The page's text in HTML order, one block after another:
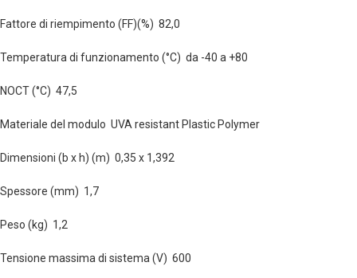
Fattore di riempimento (FF)(%) 82,0
Temperatura di funzionamento (°C) da -40 a +80
NOCT (°C) 47,5
Materiale del modulo UVA resistant Plastic Polymer
Dimensioni (b x h) (m) 0,35 x 1,392
Spessore (mm) 1,7
Peso (kg) 1,2
Tensione massima di sistema (V) 600